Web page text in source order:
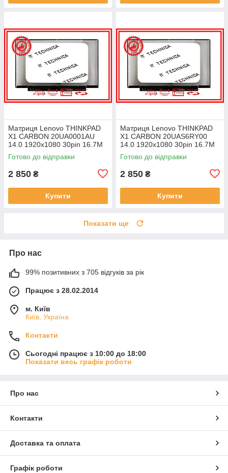
Матриця Lenovo THINKPAD
X1 CARBON 20UA0001AU
14.0 1920x1080 30pin 16.7M
45% NTSC 300 cd/m² для
ноутбука
Готово до відправки
2 850 ₴
Купити
Матриця Lenovo THINKPAD
X1 CARBON 20UAS6RY00
14.0 1920x1080 30pin 16.7M
45% NTSC 300 cd/m² для
ноутбука
Готово до відправки
2 850 ₴
Купити
Показати ще
Про нас
99% позитивних з 705 відгуків за рік
Працює з 28.02.2014
м. Київ
Київ, Україна
Контакти
Сьогодні працює з 10:00 до 18:00
Показати весь графік роботи
Про нас
Контакти
Доставка та оплата
Графік роботи